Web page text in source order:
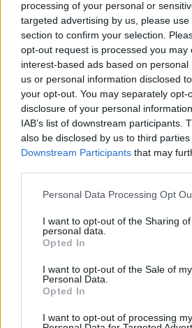
processing of your personal or
targeted advertising by us, please
section to confirm your selection.
opt-out request is processed you may
interest-based ads based on
us or personal information disclosed
your opt-out. You may separately opt-
disclosure of your personal
IAB’s list of downstream participants.
also be disclosed by us to third
Downstream Participants that may
Personal Data Processing Opt
I want to opt-out of the Sharing
personal data.
Opted In
I want to opt-out of the Sale of my
Personal Data.
Opted In
I want to opt-out of processing my
A+ A- A±
Εγγραφείτε στο